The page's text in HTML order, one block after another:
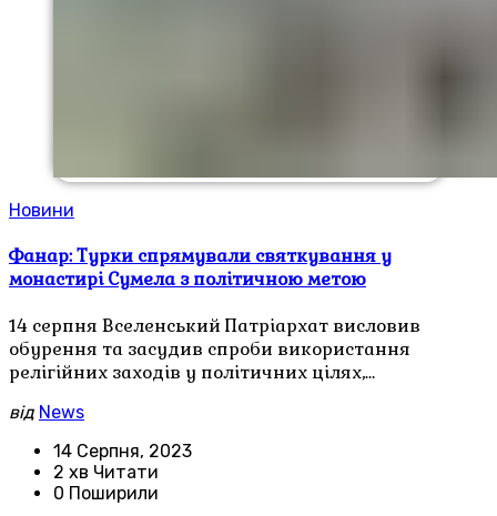
Новини
Фанар: Турки спрямували святкування у
монастирі Сумела з політичною метою
14 серпня Вселенський Патріархат висловив
обурення та засудив спроби використання
релігійних заходів у політичних цілях,…
від News
14 Серпня, 2023
2 хв Читати
0 Поширили